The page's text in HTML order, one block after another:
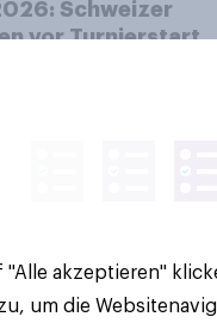
Schweizer
vor Turnierstart
"Alle akzeptieren"
zu, um die